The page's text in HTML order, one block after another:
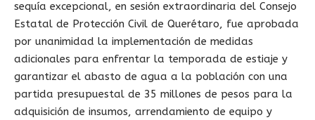
sequía excepcional, en sesión extraordinaria del Consejo
Estatal de Protección Civil de Querétaro, fue aprobada
por unanimidad la implementación de medidas
adicionales para enfrentar la temporada de estiaje y
garantizar el abasto de agua a la población con una
partida presupuestal de 35 millones de pesos para la
adquisición de insumos, arrendamiento de equipo y